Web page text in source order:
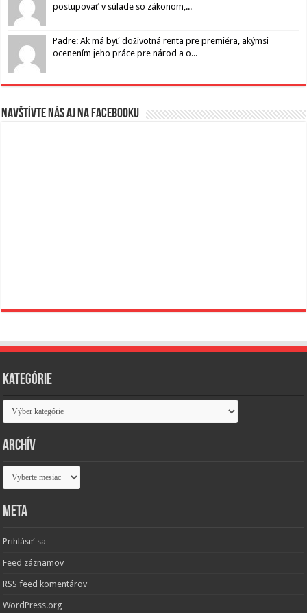
postupovať v súlade so zákonom,...
Padre: Ak má byť doživotná renta pre premiéra, akýmsi
ocenením jeho práce pre národ a o...
Navštívte nás aj na Facebooku
Kategórie
Kategórie
Archív
Archív
Meta
Prihlásiť sa
Feed záznamov
RSS feed komentárov
WordPress.org